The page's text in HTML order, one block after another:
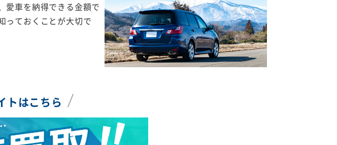
愛車を納得できる金額で
っておくことが大切で
トはこちら